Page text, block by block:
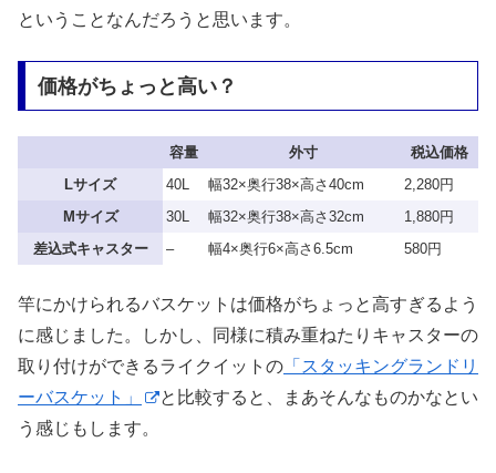
ということなんだろうと思います。
価格がちょっと高い？
容量 外寸
税込価格
Lサイズ
40L 幅32×奥行38×高さ40cm
2,280円
Mサイズ
30L 幅32×奥行38×高さ32cm
1,880円
差込式キャスター
– 幅4×奥行6×高さ6.5cm 580円
竿にかけられるバスケットは価格がちょっと高すぎるよう
に感じました。しかし、同様に積み重ねたりキャスターの
取り付けができるライクイットの 「スタッキングランドリ
ーバスケット」
と比較すると、まあそんなものかなとい
う感じもします。